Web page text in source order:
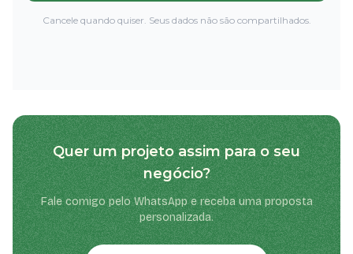
Cancele quando quiser. Seus dados não são compartilhados.
Quer um projeto assim para o seu
negócio?
Fale comigo pelo WhatsApp e receba uma proposta
personalizada.